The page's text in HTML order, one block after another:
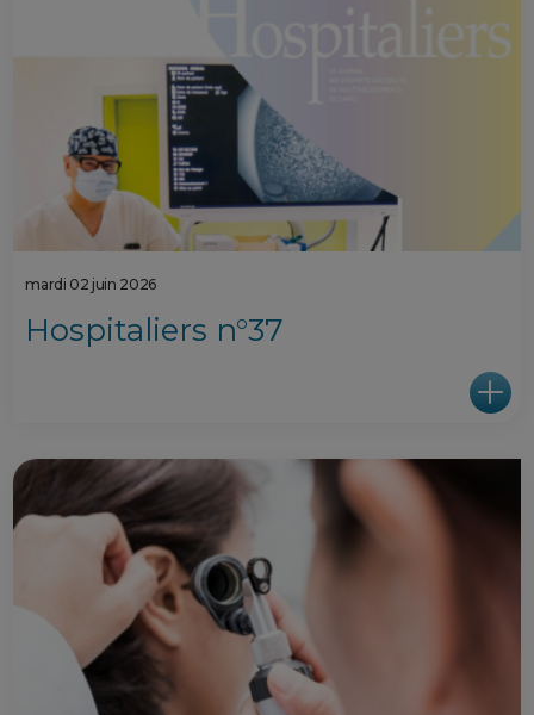
mardi 02 juin 2026
Hospitaliers n°37